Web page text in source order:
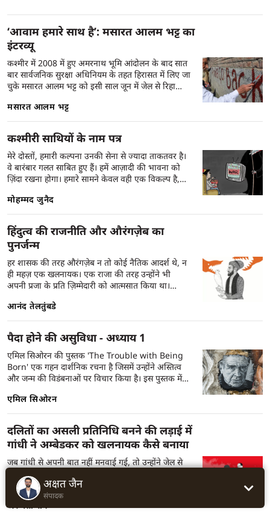
‘आवाम हमारे साथ है’: मसारत आलम भट्ट का
इंटरव्यू
कश्मीर में 2008 में हुए अमरनाथ भूमि आंदोलन के बाद सात
बार सार्वजनिक सुरक्षा अधिनियम के तहत हिरासत में लिए जा
चुके मसारत आलम भट्ट को इसी साल जून में जेल से रिहा
अब भारत के खिलाफ कश्मीर छोड़ो आंदोलन का नेतृत्व कर
रहे हैं, जिसने केन्द्रीय और राज्य सरकारों की नींद हराम कर
रखी है। वर्तमान में अन्डरग्राउन्ड हुए मुस्लिम लीग के लीडर ने
इस आंदोलन की शुरुआत साप्ताहिक ‘विरोध कैलेंडर’ जारी
करने के साथ की थी। 11 जून 2010 को सुरक्षा बलों द्वारा
एक किशोर की हत्या के बाद शुरू हुए हाल ही के विरोध
प्रदर्शनों में उन्होंने घाटी में व्यापक हड़ताल का आह्वान किया
वांटेड आदमी के साथ कुछ नई-पुरानी बातें करती हैं।
मसारत आलम भट्ट
कश्मीरी साथियों के नाम पत्र
मेरे दोस्तों, हमारी कल्पना उनकी सेना से ज्यादा ताकतवर है।
वे बारंबार गलत साबित हुए हैं। हमें आज़ादी की भावना को
ज़िंदा रखना होगा। हमारे सामने केवल वही एक विकल्प है,
मोहम्मद जुनैद
हिंदुत्व की राजनीति और औरंगज़ेब का
पुनर्जन्म
हर शासक की तरह औरंगज़ेब न तो कोई नैतिक आदर्श थे, न
ही महज़ एक खलनायक। एक राजा की तरह उन्होंने भी
अपनी प्रजा के प्रति ज़िम्मेदारी को आत्मसात किया था।
मृत्यु को तीन सौ साल से ज़्यादा हो चुके हैं। आज उनके
ख़िलाफ़ चलाया जा रहा यह अत्यधिक दुश्मनी से भरा
अभियान एक अजीब विडंबना को जन्म देता है—वह यह कि
यह अभियान खुद उसी विकृत छवि को दोहराता है, जो सत्ता
में बैठे लोग औरंगज़ेब को लेकर गढ़ते आए हैं। देश की असली
समस्याओं को सुलझाने और देश की सामूहिक ऊर्जा को
सकारात्मक दिशा में मोड़ने के बजाय, हमारे नेतृत्व का ध्यान
नीचे मंदिर खोजने में लगा हुआ है।
आनंद तेलतुंबडे
पैदा होने की असुविधा - अध्याय 1
एमिल सिओरन की पुस्तक 'The Trouble with Being
Born' एक गहन दार्शनिक रचना है जिसमें उन्होंने अस्तित्व
और जन्म की विडंबनाओं पर विचार किया है। इस पुस्तक में
व्यर्थता का विश्लेषण किया है। उनके अनुसार, जन्म लेना एक
प्रकार की त्रासदी है, और वे इस बात को विभिन्न आत्म-
मननशील और निराशावादी टिप्पणियों के माध्यम से प्रकट
करते हैं। इस पुस्तक में दर्शाए गए विचार जीवन के प्रति एक
गहरी संवेदनशीलता और अंतर्दृष्टि प्रदान करते हैं, जिससे यह
दर्शन के छात्रों और विचारशील पाठकों के लिए एक महत्वपूर्ण
पठन बन जाता है। यह उस पुस्तक का पहला अध्याय है।
एमिल सिओरन
दलितों का असली प्रतिनिधि बनने की लड़ाई में
गांधी ने अम्बेडकर को खलनायक कैसे बनाया
जब गांधी से अपनी बात नहीं मनवाई गई, तो उन्होंने जेल से
अनशन शुरू कर दिया। यह उनके अपने सत्याग्रह के सिद्धांतों
के बिल्कुल खिलाफ था – यह तो सीधा ब्लैकमेल था।
अरुंधती रॉय
अक्षत जैन
संपादक